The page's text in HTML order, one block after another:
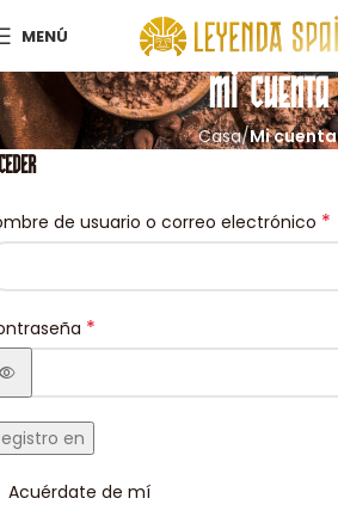
MENÚ
Mi cuenta
Casa Mi cuenta
de usuario o correo electrónico *
*
en
Acuérdate de mí